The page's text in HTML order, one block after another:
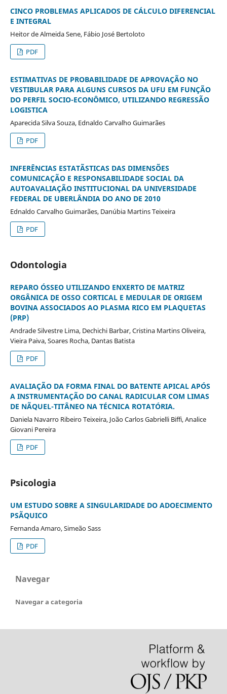
CINCO PROBLEMAS APLICADOS DE CÁLCULO DIFERENCIAL
E INTEGRAL
Heitor de Almeida Sene, Fábio José Bertoloto
PDF
ESTIMATIVAS DE PROBABILIDADE DE APROVAÇÃO NO
VESTIBULAR PARA ALGUNS CURSOS DA UFU EM FUNÇÃO
DO PERFIL SOCIO-ECONÔMICO, UTILIZANDO REGRESSÃO
LOGISTICA
Aparecida Silva Souza, Ednaldo Carvalho Guimarães
PDF
INFERÊNCIAS ESTATÃSTICAS DAS DIMENSÕES
COMUNICAÇÃO E RESPONSABILIDADE SOCIAL DA
AUTOAVALIAÇÃO INSTITUCIONAL DA UNIVERSIDADE
FEDERAL DE UBERLÂNDIA DO ANO DE 2010
Ednaldo Carvalho Guimarães, Danúbia Martins Teixeira
PDF
Odontologia
REPARO ÓSSEO UTILIZANDO ENXERTO DE MATRIZ
ORGÂNICA DE OSSO CORTICAL E MEDULAR DE ORIGEM
BOVINA ASSOCIADOS AO PLASMA RICO EM PLAQUETAS
(PRP)
Andrade Silvestre Lima, Dechichi Barbar, Cristina Martins Oliveira,
Vieira Paiva, Soares Rocha, Dantas Batista
PDF
AVALIAÇÃO DA FORMA FINAL DO BATENTE APICAL APÓS
A INSTRUMENTAÇÃO DO CANAL RADICULAR COM LIMAS
DE NÃQUEL-TITÂNEO NA TÉCNICA ROTATÓRIA.
Daniela Navarro Ribeiro Teixeira, João Carlos Gabrielli Biffi, Analice
Giovani Pereira
PDF
Psicologia
UM ESTUDO SOBRE A SINGULARIDADE DO ADOECIMENTO
PSÃQUICO
Fernanda Amaro, Simeão Sass
PDF
Navegar
Navegar a categoria